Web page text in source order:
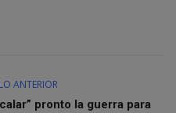
ANTERIOR
pronto la guerra para